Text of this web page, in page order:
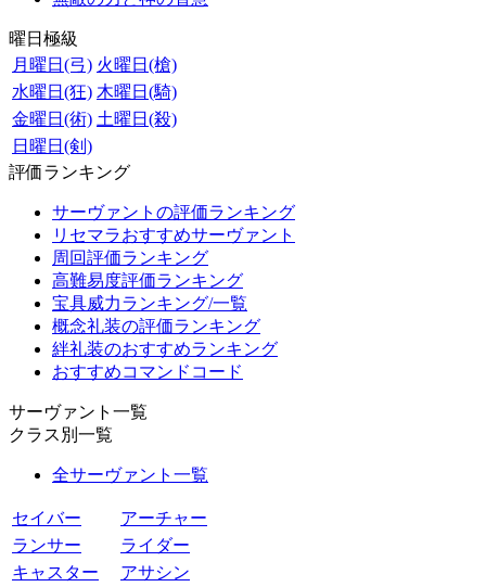
曜日極級
月曜日(弓) 火曜日(槍)
水曜日(狂) 木曜日(騎)
金曜日(術) 土曜日(殺)
日曜日(剣)
評価ランキング
サーヴァントの評価ランキング
リセマラおすすめサーヴァント
周回評価ランキング
高難易度評価ランキング
宝具威力ランキング/一覧
概念礼装の評価ランキング
絆礼装のおすすめランキング
おすすめコマンドコード
サーヴァント一覧
クラス別一覧
全サーヴァント一覧
セイバー
アーチャー
ランサー
ライダー
キャスター
アサシン